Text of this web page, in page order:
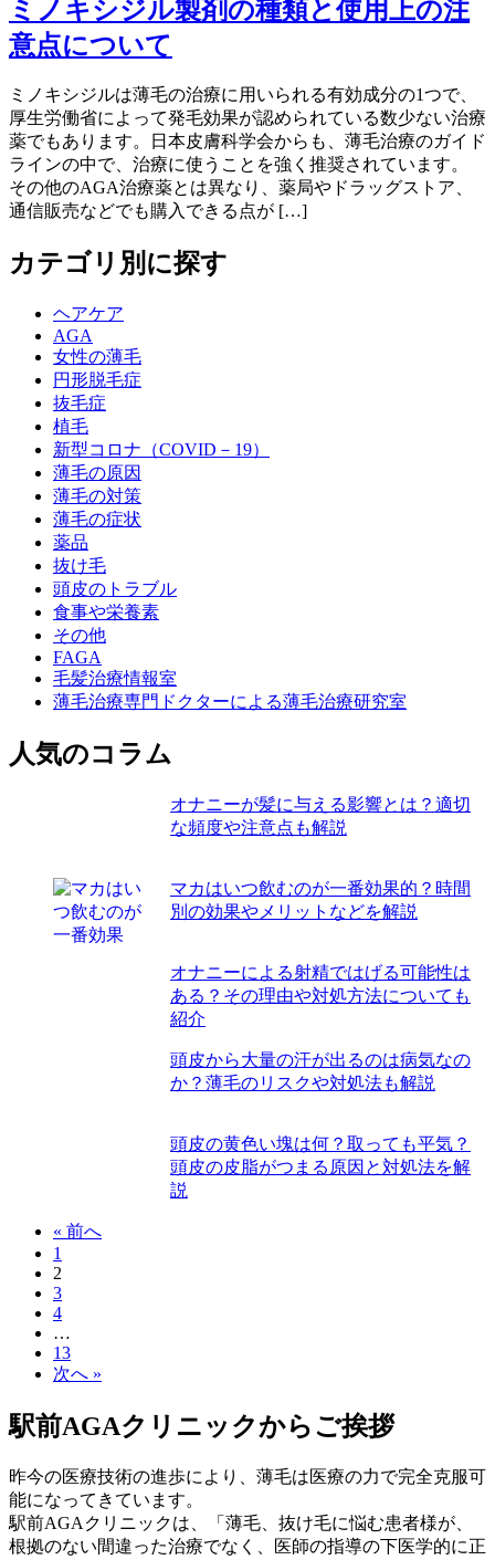
ミノキシジル製剤の種類と使用上の注
意点について
ミノキシジルは薄毛の治療に用いられる有効成分の1つで、
厚生労働省によって発毛効果が認められている数少ない治療
薬でもあります。日本皮膚科学会からも、薄毛治療のガイド
ラインの中で、治療に使うことを強く推奨されています。
その他のAGA治療薬とは異なり、薬局やドラッグストア、
通信販売などでも購入できる点が […]
カテゴリ別に探す
ヘアケア
AGA
女性の薄毛
円形脱毛症
抜毛症
植毛
新型コロナ（COVID－19）
薄毛の原因
薄毛の対策
薄毛の症状
薬品
抜け毛
頭皮のトラブル
食事や栄養素
その他
FAGA
毛髪治療情報室
薄毛治療専門ドクターによる薄毛治療研究室
人気のコラム
オナニーが髪に与える影響とは？適切
な頻度や注意点も解説
マカはいつ飲むのが一番効果的？時間
別の効果やメリットなどを解説
オナニーによる射精ではげる可能性は
ある？その理由や対処方法についても
紹介
頭皮から大量の汗が出るのは病気なの
か？薄毛のリスクや対処法も解説
頭皮の黄色い塊は何？取っても平気？
頭皮の皮脂がつまる原因と対処法を解
説
« 前へ
1
2
3
4
…
13
次へ »
駅前AGAクリニックからご挨拶
昨今の医療技術の進歩により、薄毛は医療の力で完全克服可
能になってきています。
駅前AGAクリニックは、「薄毛、抜け毛に悩む患者様が、
根拠のない間違った治療でなく、医師の指導の下医学的に正